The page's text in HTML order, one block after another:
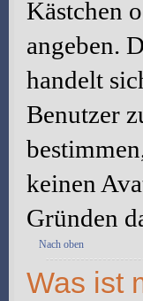
Kästchen
angeben.
handelt
Benutzer
keinen
Gründen
Nach oben
Was ist